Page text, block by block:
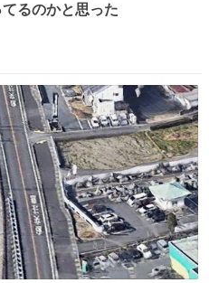
るのかと思った